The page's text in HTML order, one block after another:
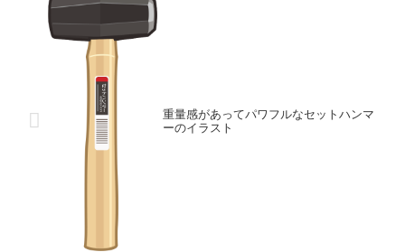
重量感があってパワフルなセットハンマ
ーのイラスト